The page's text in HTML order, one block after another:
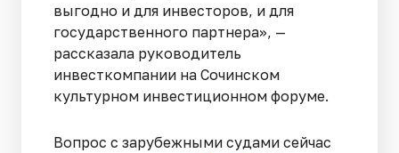
выгодно и для инвесторов, и для
государственного партнера», —
рассказала руководитель
инвесткомпании на Сочинском
культурном инвестиционном форуме.
Вопрос с зарубежными судами сейчас